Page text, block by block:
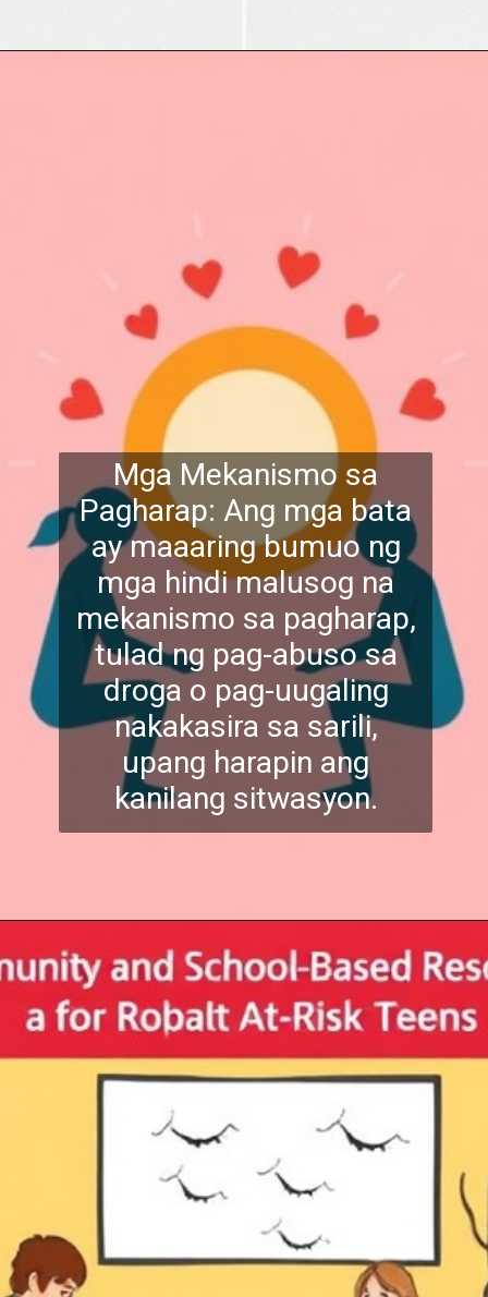
Mga Mekanismo sa
Pagharap: Ang mga bata
ay maaaring bumuo ng
mga hindi malusog na
mekanismo sa pagharap,
tulad ng pag-abuso sa
droga o pag-uugaling
nakakasira sa sarili,
upang harapin ang
kanilang sitwasyon.